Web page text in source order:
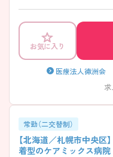
せられ、ランチ代の節約に
しながら、長期的にキャリア
イントをお伝えしますので
お気に入り
医療法人徳洲会
常勤（二交替制）
【北海道／札幌市中央
着型のケアミックス病